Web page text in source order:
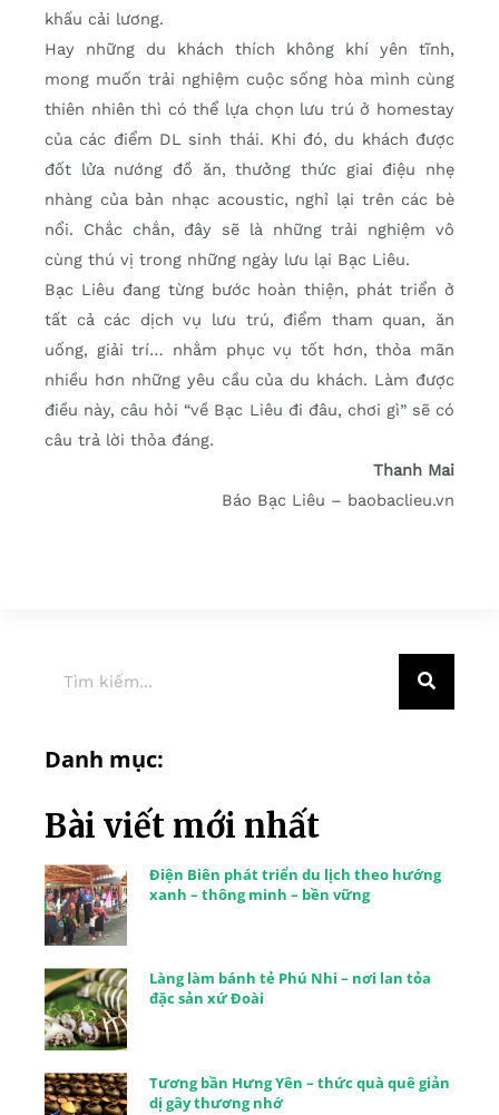
khấu cải lương.
Hay những du khách thích không khí yên tĩnh,
mong muốn trải nghiệm cuộc sống hòa mình cùng
thiên nhiên thì có thể lựa chọn lưu trú ở homestay
của các điểm DL sinh thái. Khi đó, du khách được
đốt lửa nướng đồ ăn, thưởng thức giai điệu nhẹ
nhàng của bản nhạc acoustic, nghỉ lại trên các bè
nổi. Chắc chắn, đây sẽ là những trải nghiệm vô
cùng thú vị trong những ngày lưu lại Bạc Liêu.
Bạc Liêu đang từng bước hoàn thiện, phát triển ở
tất cả các dịch vụ lưu trú, điểm tham quan, ăn
uống, giải trí… nhằm phục vụ tốt hơn, thỏa mãn
nhiều hơn những yêu cầu của du khách. Làm được
điều này, câu hỏi “về Bạc Liêu đi đâu, chơi gì” sẽ có
câu trả lời thỏa đáng.
Thanh Mai
Báo Bạc Liêu – baobaclieu.vn
Danh mục:
Bài viết mới nhất
Điện Biên phát triển du lịch theo hướng
xanh – thông minh – bền vững
Làng làm bánh tẻ Phú Nhi – nơi lan tỏa
đặc sản xứ Đoài
Tương bần Hưng Yên – thức quà quê giản
dị gây thương nhớ